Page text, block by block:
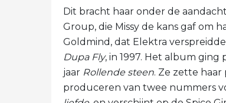
Dit bracht haar onder de
Group, die Missy de kans gaf om
Goldmind, dat Elektra
Dupa Fly, in 1997. Het album
jaar Rollende steen. Ze zette
produceren van twee nummers